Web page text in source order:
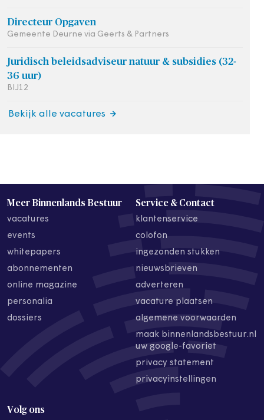
Directeur Opgaven
Gemeente Deurne via Geerts & Partners
Juridisch beleidsadviseur natuur & subsidies (32-
36 uur)
BIJ12
Bekijk alle vacatures
Meer Binnenlands Bestuur
vacatures
events
whitepapers
abonnementen
online magazine
personalia
dossiers
Service & Contact
klantenservice
colofon
ingezonden stukken
nieuwsbrieven
adverteren
vacature plaatsen
algemene voorwaarden
maak binnenlandsbestuur.nl
uw google-favoriet
privacy statement
privacyinstellingen
Volg ons